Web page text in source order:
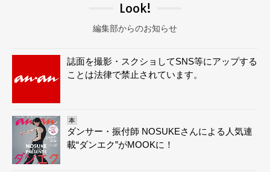
Look!
編集部からのお知らせ
誌面を撮影・スクショしてSNS等にアップする
ことは法律で禁止されています。
本
ダンサー・振付師 NOSUKEさんによる人気連
載“ダンエク”がMOOKに！